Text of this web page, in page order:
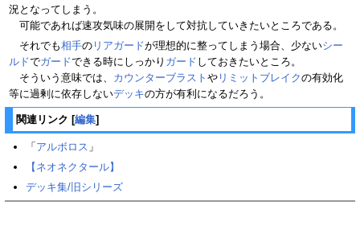
況となってしまう。
可能であれば速攻気味の展開をして対抗していきたいところである。
それでも相手の リアガードが理想的に整ってしまう場合、少ないシー
ルドでガードできる時にしっかり ガード しておきたいところ。
そういう意味では、 カウンターブラスト や リミットブレイクの有効化
等に過剰に依存しないデッキの方が有利になるだろう。
関連リンク [編集]
「アルボロス 」
【ネオネクタール】
デッキ集/旧シリーズ